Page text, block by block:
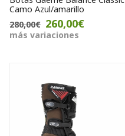
Camo Azul/amarillo
280,00€ 260,00€
más variaciones